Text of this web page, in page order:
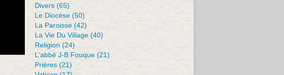
Divers (65)
Le Diocèse (50)
La Paroisse (42)
La Vie Du Village (40)
Religion (24)
L'abbé J-B Fouque (21)
Prières (21)